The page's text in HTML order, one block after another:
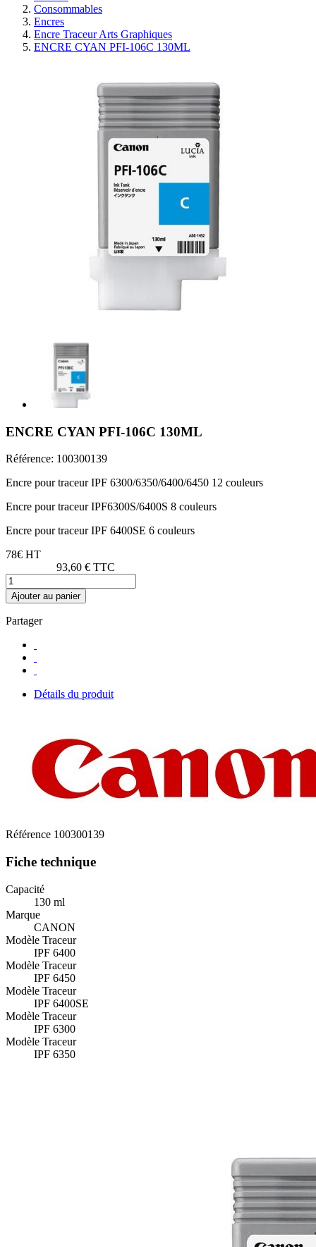
Consommables
Encres
Encre Traceur Arts Graphiques
ENCRE CYAN PFI-106C 130ML
ENCRE CYAN PFI-106C 130ML
Référence: 100300139
Encre pour traceur IPF 6300/6350/6400/6450 12 couleurs
Encre pour traceur IPF6300S/6400S 8 couleurs
Encre pour traceur IPF 6400SE 6 couleurs
78€ HT
93,60 € TTC
Ajouter au panier
Partager
Détails du produit
Référence 100300139
Fiche technique
Capacité
130 ml
Marque
CANON
Modèle Traceur
IPF 6400
Modèle Traceur
IPF 6450
Modèle Traceur
IPF 6400SE
Modèle Traceur
IPF 6300
Modèle Traceur
IPF 6350